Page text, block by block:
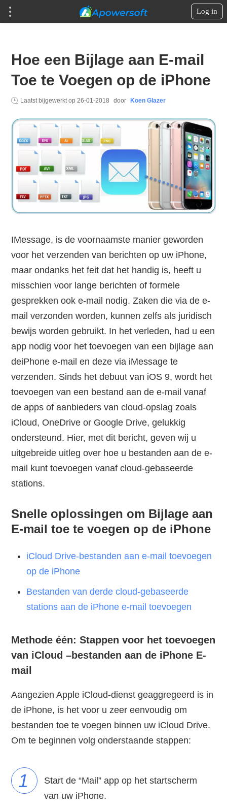
Log in
Hoe een Bijlage aan E-mail
Toe te Voegen op de iPhone
Laatst bijgewerkt op26-01-2018 door Koen Glazer
IMessage, is de voornaamste manier geworden
voor het verzenden van berichten op uw iPhone,
maar ondanks het feit dat het handig is, heeft u
misschien voor lange berichten of formele
gesprekken ook e-mail nodig. Zaken die via de e-
mail verzonden worden, kunnen zelfs als juridisch
bewijs worden gebruikt. In het verleden, had u een
app nodig voor het toevoegen van een bijlage aan
deiPhone e-mail en deze via iMessage te
verzenden. Sinds het debuut van iOS 9, wordt het
toevoegen van een bestand aan de e-mail vanaf
de apps of aanbieders van cloud-opslag zoals
iCloud, OneDrive or Google Drive, gelukkig
ondersteund. Hier, met dit bericht, geven wij u
uitgebreide uitleg over hoe u bestanden aan de e-
mail kunt toevoegen vanaf cloud-gebaseerde
stations.
Snelle oplossingen om Bijlage aan
E-mail toe te voegen op de iPhone
iCloud Drive-bestanden aan e-mail toevoegen
op de iPhone
Bestanden van derde cloud-gebaseerde
stations aan de iPhone e-mail toevoegen
Methode één: Stappen voor het toevoegen
van iCloud –bestanden aan de iPhone E-
mail
Aangezien Apple iCloud-dienst geaggregeerd is in
de iPhone, is het voor u zeer eenvoudig om
bestanden toe te voegen binnen uw iCloud Drive.
Om te beginnen volg onderstaande stappen:
1
Start de “Mail” app op het startscherm
van uw iPhone.